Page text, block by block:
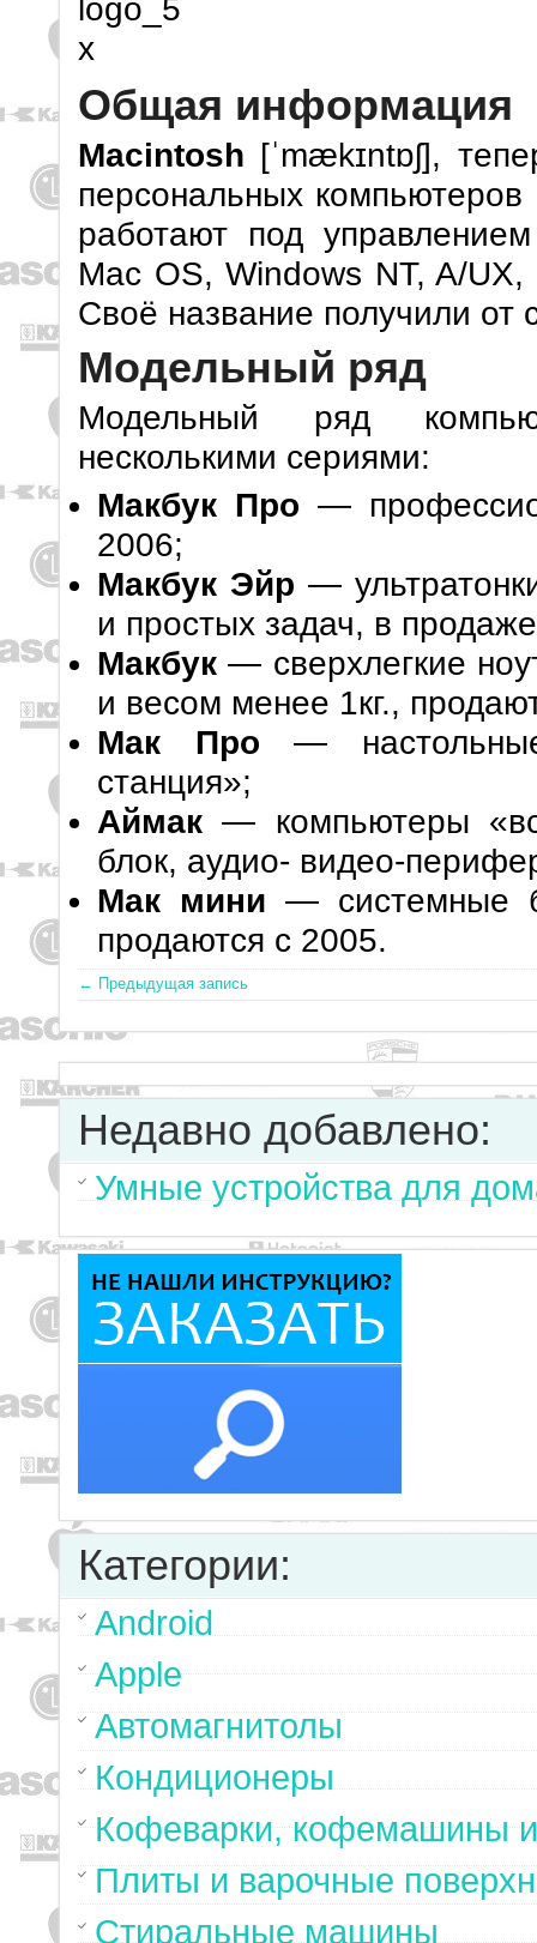
Общая информация
Macintosh [ˈmækɪntɒʃ],
персональных
работают под
Mac OS, Windows NT, A/
Своё название получили от
Модельный ряд
Модельный ряд
несколькими сериями:
Макбук Про —
2006;
Макбук Эйр —
и простых задач, в
Макбук — сверхлегкие
и весом менее 1кг.,
Мак Про —
станция»;
Аймак — компьютеры
блок, аудио- видео-
Мак мини — системные
продаются с 2005.
← Предыдущая запись
Недавно добавлено:
Умные устройства для
Категории:
Android
Apple
Автомагнитолы
Кондиционеры
Кофеварки, кофемашины
Плиты и варочные
Стиральные машины